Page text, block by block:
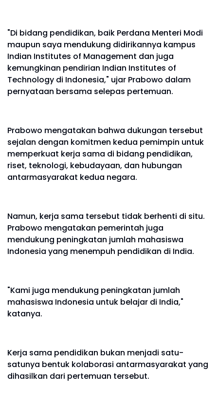
"Di bidang pendidikan, baik Perdana Menteri Modi
maupun saya mendukung didirikannya kampus
Indian Institutes of Management dan juga
kemungkinan pendirian Indian Institutes of
Technology di Indonesia," ujar Prabowo dalam
pernyataan bersama selepas pertemuan.
Prabowo mengatakan bahwa dukungan tersebut
sejalan dengan komitmen kedua pemimpin untuk
memperkuat kerja sama di bidang pendidikan,
riset, teknologi, kebudayaan, dan hubungan
antarmasyarakat kedua negara.
Namun, kerja sama tersebut tidak berhenti di situ.
Prabowo mengatakan pemerintah juga
mendukung peningkatan jumlah mahasiswa
Indonesia yang menempuh pendidikan di India.
"Kami juga mendukung peningkatan jumlah
mahasiswa Indonesia untuk belajar di India,"
katanya.
Kerja sama pendidikan bukan menjadi satu-
satunya bentuk kolaborasi antarmasyarakat yang
dihasilkan dari pertemuan tersebut.